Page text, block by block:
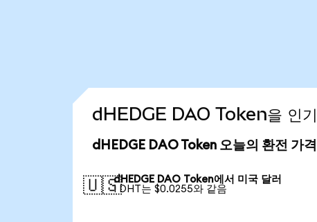
dHEDGE DAO Token을 인기
dHEDGE DAO Token 오늘의 환전 가격
🇺🇸dHEDGE DAO Token에서 미국 달러
1 DHT는 $0.0255와 같음